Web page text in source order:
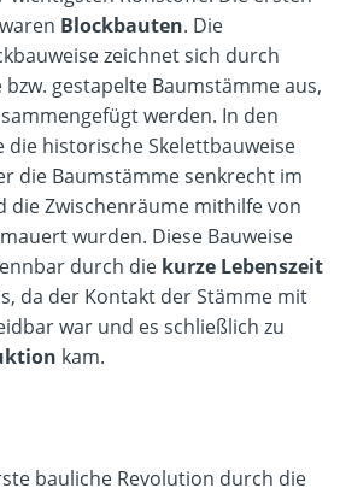
Blockbauten. Die
zeichnet sich durch
gestapelte Baumstämme aus,
werden. In den
historische Skelettbauweise
die Baumstämme senkrecht im
die Zwischenräume mithilfe von
wurden. Diese Bauweise
durch die kurze Lebenszeit
da der Kontakt der Stämme mit
war und es schließlich zu
kam.
bauliche Revolution durch die